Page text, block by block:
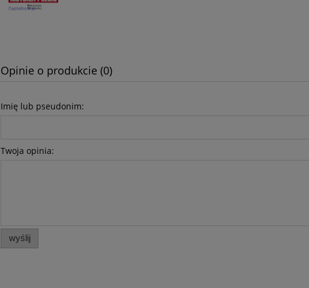
42,99 zł
do koszyka
Opinie o produkcie (0)
Imię lub pseudonim:
Twoja opinia:
wyślij